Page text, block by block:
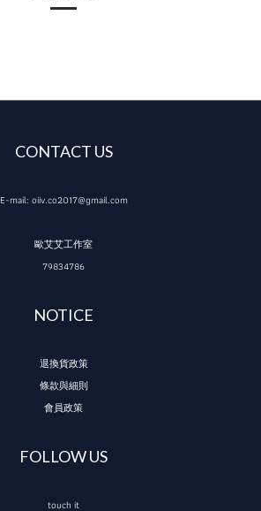
CONTACT US
E-mail: oiiv.co2017@gmail.com
歐艾艾工作室
79834786
NOTICE
退換貨政策
條款與細則
會員政策
FOLLOW US
touch it